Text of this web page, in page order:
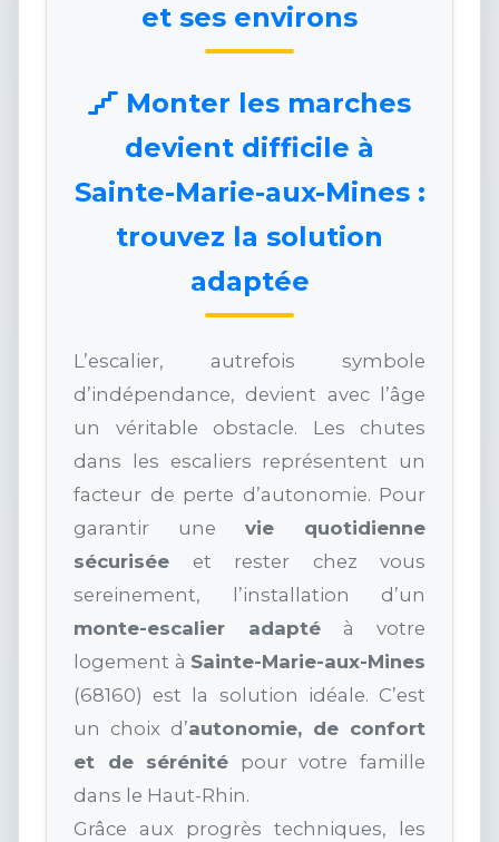
et ses environs
Monter les marches
devient difficile à
Sainte-Marie-aux-Mines :
trouvez la solution
adaptée
L’escalier, autrefois symbole
d’indépendance, devient avec l’âge
un véritable obstacle. Les chutes
dans les escaliers représentent un
facteur de perte d’autonomie. Pour
garantir une vie quotidienne
sécurisée et rester chez vous
sereinement, l’installation d’un
monte-escalier adapté à votre
logement à Sainte-Marie-aux-Mines
(68160) est la solution idéale. C’est
un choix d’autonomie, de confort
et de sérénité pour votre famille
dans le Haut-Rhin.
Grâce aux progrès techniques, les